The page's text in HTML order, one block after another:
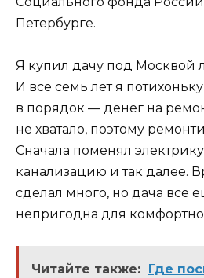
Я купил дачу под Москвой
И все семь лет я
в порядок — денег на
не хватало, поэтому
Сначала поменял
канализацию и так далее.
сделал много, но дача всё
непригодна для
Читайте также:
Где